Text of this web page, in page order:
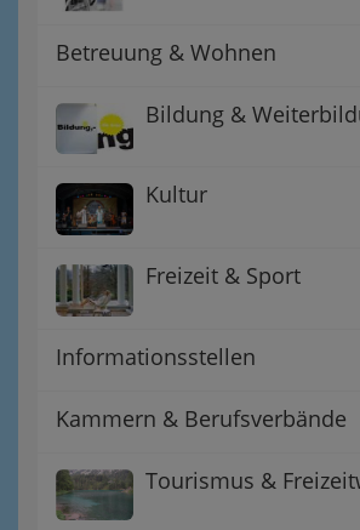
Betreuung & Wohnen
Bildung &
Kultur
Freizeit & Sport
Informationsstellen
Kammern & Berufsverbände
Tourismus &